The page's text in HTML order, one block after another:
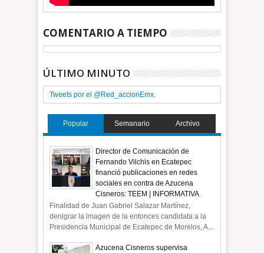
COMENTARIO A TIEMPO
ÚLTIMO MINUTO
Tweets por el @Red_accionEmx.
Popular Semanario Archivo
Director de Comunicación de
Fernando Vilchis en Ecatepec
financió publicaciones en redes
sociales en contra de Azucena
Cisneros: TEEM | INFORMATIVA
Finalidad de Juan Gabriel Salazar Martínez,
denigrar la imagen de la entonces candidata a la
Presidencia Municipal de Ecatepec de Morelos, A...
Azucena Cisneros supervisa